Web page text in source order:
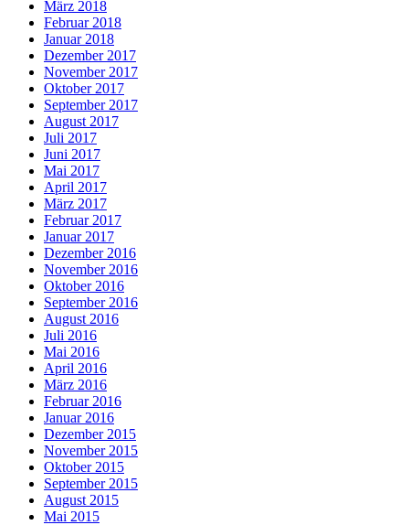
März 2018
Februar 2018
Januar 2018
Dezember 2017
November 2017
Oktober 2017
September 2017
August 2017
Juli 2017
Juni 2017
Mai 2017
April 2017
März 2017
Februar 2017
Januar 2017
Dezember 2016
November 2016
Oktober 2016
September 2016
August 2016
Juli 2016
Mai 2016
April 2016
März 2016
Februar 2016
Januar 2016
Dezember 2015
November 2015
Oktober 2015
September 2015
August 2015
Mai 2015